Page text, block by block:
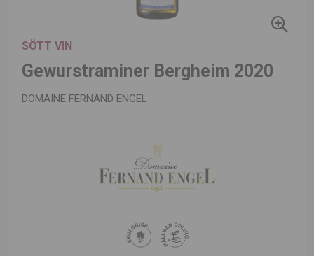
SÖTT VIN
Gewurstraminer Bergheim 2020
DOMAINE FERNAND ENGEL